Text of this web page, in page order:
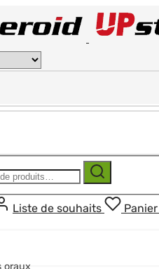
Recherche
Liste de souhaits Panier
oraux